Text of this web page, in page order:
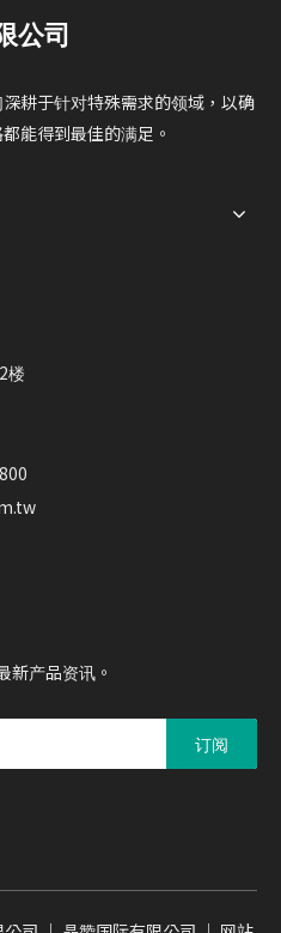
耕于针对特殊需求的领域，以确
能得到最佳的满足。
楼
新产品资讯。
订阅